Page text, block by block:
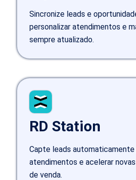
Sincronize leads e
personalizar atendimentos e
sempre atualizado.
RD Station
Capte leads automaticamente
atendimentos e acelerar
de venda.